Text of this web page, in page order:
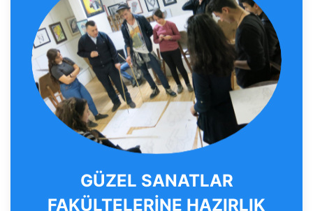
GÜZEL SANATLAR
FAKÜLTELERİNE HAZIRLIK